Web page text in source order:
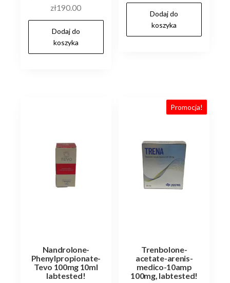
zł190.00
Dodaj do
koszyka
Dodaj do
koszyka
Nandrolone-
Phenylpropionate-
Tevo 100mg 10ml
labtested!
Promocja!
Trenbolone-
acetate-arenis-
medico-10amp
100mg, labtested!